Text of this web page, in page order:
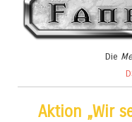
Die
Aktion „Wir